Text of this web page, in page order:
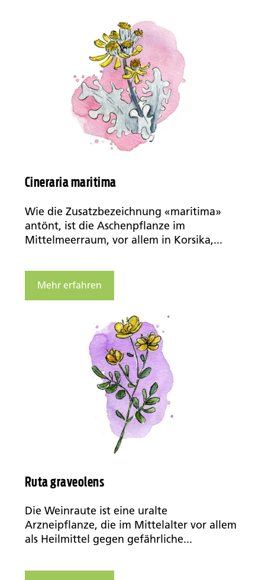
Cineraria maritima
Wie die Zusatzbezeichnung «maritima»
antönt, ist die Aschenpflanze im
Mittelmeerraum, vor allem in Korsika,...
Mehr erfahren
Ruta graveolens
Die Weinraute ist eine uralte
Arzneipflanze, die im Mittelalter vor allem
als Heilmittel gegen gefährliche...